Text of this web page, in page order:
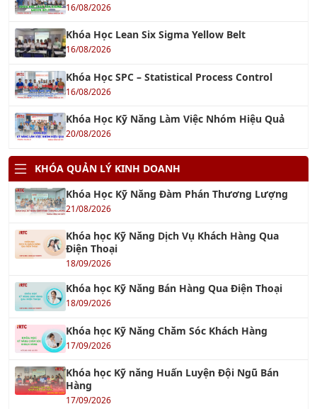
16/08/2026
Khóa Học Lean Six Sigma Yellow Belt
16/08/2026
Khóa Học SPC – Statistical Process Control
16/08/2026
Khóa Học Kỹ Năng Làm Việc Nhóm Hiệu Quả
20/08/2026
KHÓA QUẢN LÝ KINH DOANH
Khóa Học Kỹ Năng Đàm Phán Thương Lượng
21/08/2026
Khóa học Kỹ Năng Dịch Vụ Khách Hàng Qua
Điện Thoại
18/09/2026
Khóa học Kỹ Năng Bán Hàng Qua Điện Thoại
18/09/2026
Khóa học Kỹ Năng Chăm Sóc Khách Hàng
17/09/2026
Khóa học Kỹ năng Huấn Luyện Đội Ngũ Bán
Hàng
17/09/2026